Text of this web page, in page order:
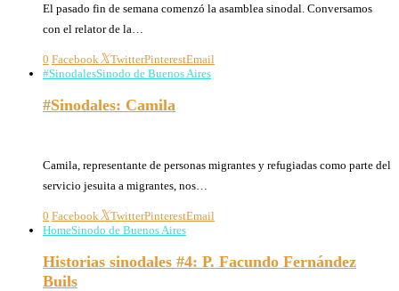
El pasado fin de semana comenzó la asamblea sinodal. Conversamos
con el relator de la…
0 Facebook TwitterPinterestEmail
#SinodalesSinodo de Buenos Aires
#Sinodales: Camila
Camila, representante de personas migrantes y refugiadas como parte del
servicio jesuita a migrantes, nos…
0 Facebook TwitterPinterestEmail
HomeSinodo de Buenos Aires
Historias sinodales #4: P. Facundo Fernández
Buils